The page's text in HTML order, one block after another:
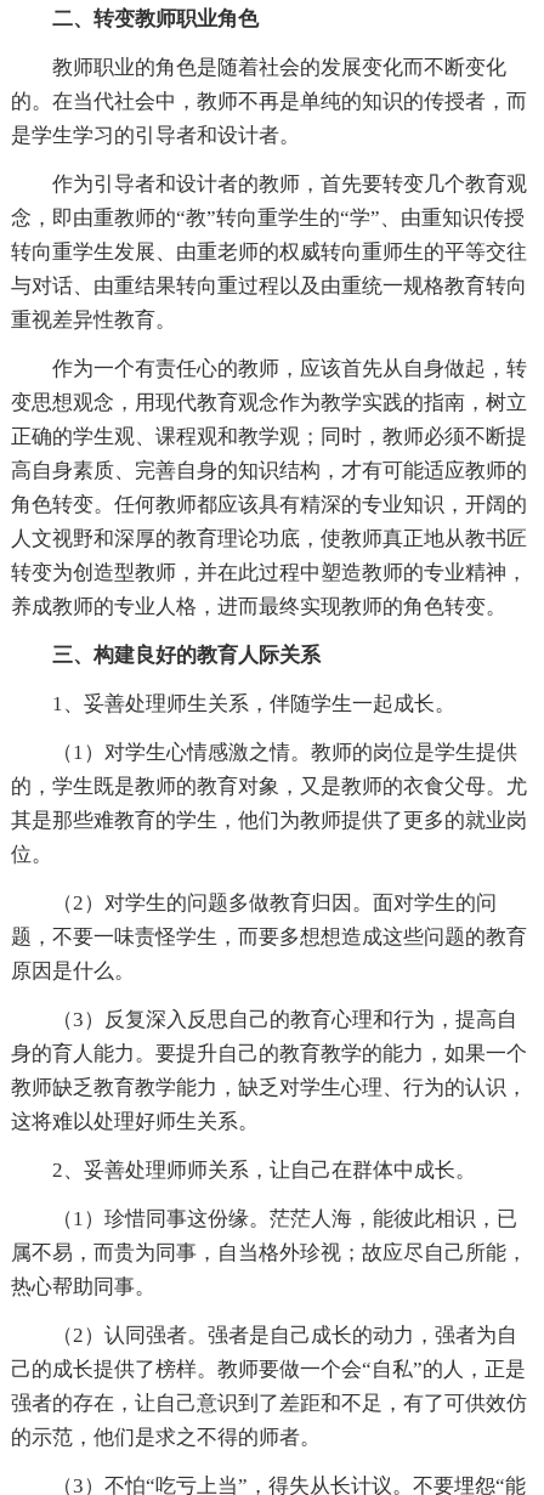
二、转变教师职业角色
教师职业的角色是随着社会的发展变化而不断变化
的。在当代社会中，教师不再是单纯的知识的传授者，而
是学生学习的引导者和设计者。
作为引导者和设计者的教师，首先要转变几个教育观
念，即由重教师的“教”转向重学生的“学”、由重知识传授
转向重学生发展、由重老师的权威转向重师生的平等交往
与对话、由重结果转向重过程以及由重统一规格教育转向
重视差异性教育。
作为一个有责任心的教师，应该首先从自身做起，转
变思想观念，用现代教育观念作为教学实践的指南，树立
正确的学生观、课程观和教学观；同时，教师必须不断提
高自身素质、完善自身的知识结构，才有可能适应教师的
角色转变。任何教师都应该具有精深的专业知识，开阔的
人文视野和深厚的教育理论功底，使教师真正地从教书匠
转变为创造型教师，并在此过程中塑造教师的专业精神，
养成教师的专业人格，进而最终实现教师的角色转变。
三、构建良好的教育人际关系
1、妥善处理师生关系，伴随学生一起成长。
（1）对学生心情感激之情。教师的岗位是学生提供
的，学生既是教师的教育对象，又是教师的衣食父母。尤
其是那些难教育的学生，他们为教师提供了更多的就业岗
位。
（2）对学生的问题多做教育归因。面对学生的问
题，不要一味责怪学生，而要多想想造成这些问题的教育
原因是什么。
（3）反复深入反思自己的教育心理和行为，提高自
身的育人能力。要提升自己的教育教学的能力，如果一个
教师缺乏教育教学能力，缺乏对学生心理、行为的认识，
这将难以处理好师生关系。
2、妥善处理师师关系，让自己在群体中成长。
（1）珍惜同事这份缘。茫茫人海，能彼此相识，已
属不易，而贵为同事，自当格外珍视；故应尽自己所能，
热心帮助同事。
（2）认同强者。强者是自己成长的动力，强者为自
己的成长提供了榜样。教师要做一个会“自私”的人，正是
强者的存在，让自己意识到了差距和不足，有了可供效仿
的示范，他们是求之不得的师者。
（3）不怕“吃亏上当”，得失从长计议。不要埋怨“能